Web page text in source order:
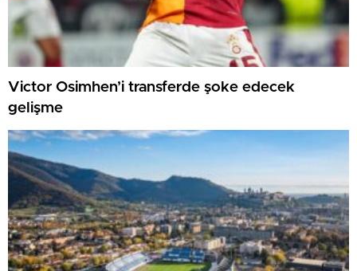
Victor Osimhen’i transferde şoke edecek
gelişme